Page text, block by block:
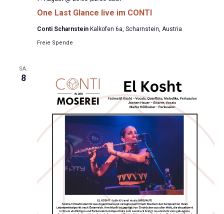
One Last Glance live im CONTI
Conti Scharnstein Kalkofen 6a, Scharnstein, Austria
Freie Spende
SA.
8